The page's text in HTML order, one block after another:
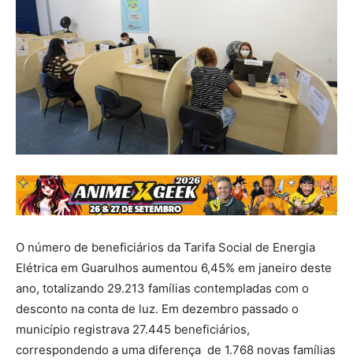
O número de beneficiários da Tarifa Social de Energia
Elétrica em Guarulhos aumentou 6,45% em janeiro deste
ano, totalizando 29.213 famílias contempladas com o
desconto na conta de luz. Em dezembro passado o
município registrava 27.445 beneficiários,
correspondendo a uma diferença de 1.768 novas famílias